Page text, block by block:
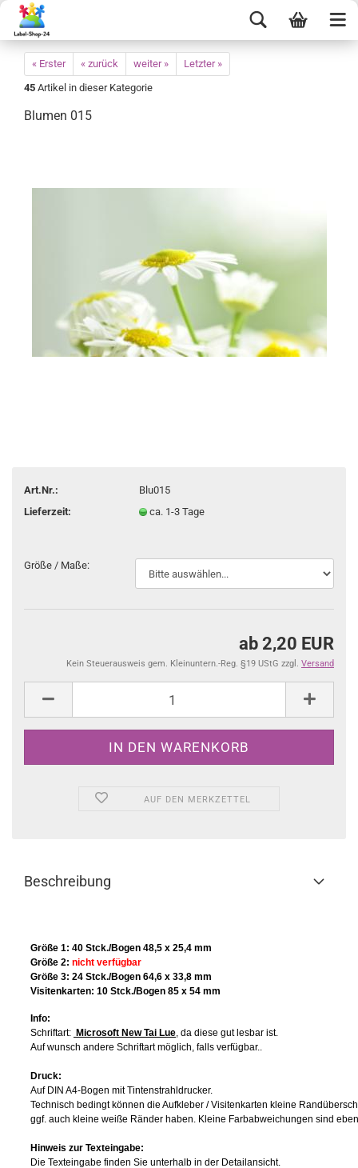
« Erster « zurück weiter »
Letzter »
45 Artikel in dieser Kategorie
Blumen 015
Art.Nr.:
Blu015
Lieferzeit:
ca. 1-3 Tage
Größe / Maße:
ab 2,20 EUR
Kein Steuerausweis gem. Kleinuntern.-Reg. §19 UStG zzgl. Versand
AUF DEN MERKZETTEL
Beschreibung